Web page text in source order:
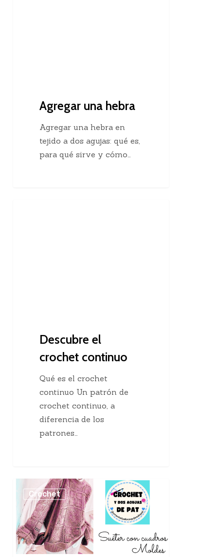
Agregar una hebra
Agregar una hebra en
tejido a dos agujas: qué es,
para qué sirve y cómo…
Descubre el
crochet continuo
Qué es el crochet
continuo Un patrón de
crochet continuo, a
diferencia de los
patrones…
Crochet
con
Cuadros
Crochet